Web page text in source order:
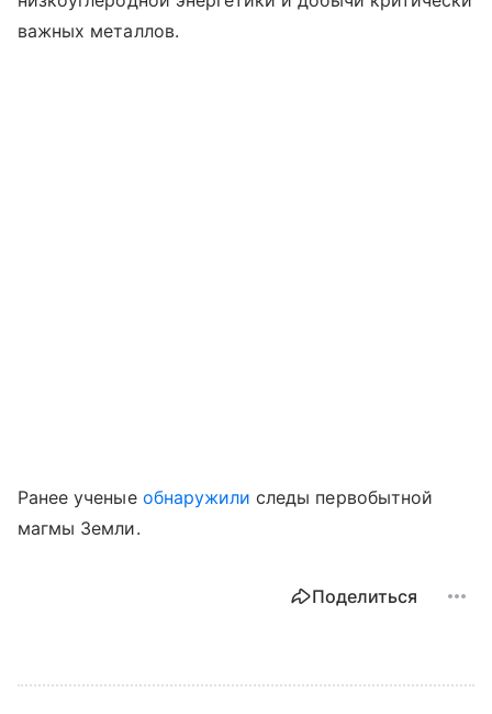
важных металлов.
Ранее ученые обнаружили следы первобытной
магмы Земли.
Поделиться